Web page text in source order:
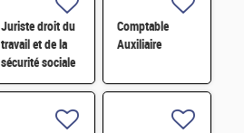
Juriste droit du
travail et de la
sécurité sociale
H/F
Comptable
Auxiliaire